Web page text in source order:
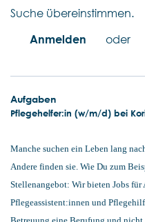
Suche übereinstimmen.
Anmelden
oder
Aufgaben
Pflegehelfer:in (w/m/d) bei
Manche suchen ein Leben lang
Andere finden sie. Wie Du zum
Stellenangebot: Wir bieten Jobs
Pflegeassistent:innen und